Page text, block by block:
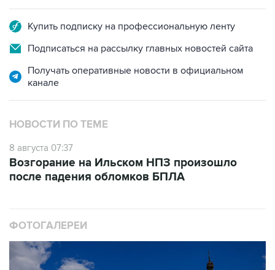
Купить подписку на профессиональную ленту
Подписаться на рассылку главных новостей сайта
Получать оперативные новости в официальном
канале
НОВОСТИ ПО ТЕМЕ
8 августа 07:37
Возгорание на Ильском НПЗ произошло
после падения обломков БПЛА
ФОТОГАЛЕРЕИ